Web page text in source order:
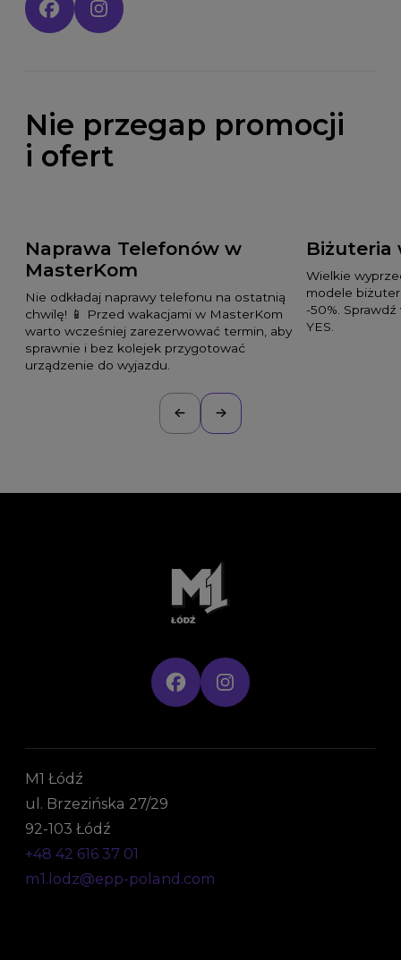
Nie przegap promocji
i ofert
Naprawa Telefonów w
MasterKom
Nie odkładaj naprawy telefonu na ostatnią
chwilę! 📱 Przed wakacjami w MasterKom
warto wcześniej zarezerwować termin, aby
sprawnie i bez kolejek przygotować
urządzenie do wyjazdu.
Biżuteria
Wielkie
modele
-50%.
YES.
M1 Łódź
ul. Brzezińska 27/29
92-103 Łódź
+48 42 616 37 01
m1.lodz@epp-poland.com